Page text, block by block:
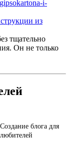
из
тщательно
Он не только
Создание блога для
любителей